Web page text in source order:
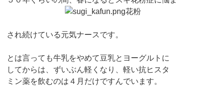
され続けている元気ナースです。
とは言っても牛乳をやめて豆乳とヨーグルトに
してからは、ずいぶん軽くなり、軽い抗ヒスタ
ミン薬を飲むのは４月だけですんでいます。